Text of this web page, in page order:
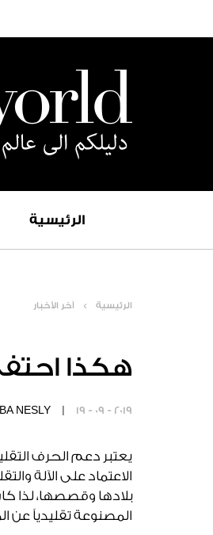
الرئيسية
الرئيسية آخر الأخبار
هكذا
NESLY | 19 - 09 - 2019
يعتبر دعم الحرف
الاعتماد على الآلة
بلادها وقصصها، لذا
المصنوعة تقليدياً عن